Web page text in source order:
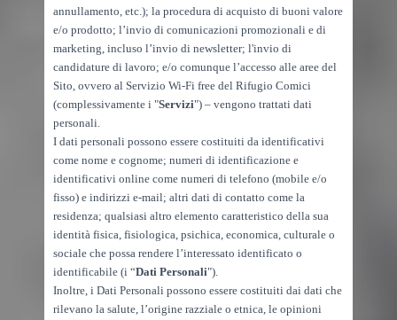
annullamento, etc.); la procedura di acquisto di buoni valore
e/o prodotto; l’invio di comunicazioni promozionali e di
marketing, incluso l’invio di newsletter; l'invio di
candidature di lavoro; e/o comunque l’accesso alle aree del
Sito, ovvero al Servizio Wi-Fi free del Rifugio Comici
(complessivamente i "Servizi") – vengono trattati dati
personali.
I dati personali possono essere costituiti da identificativi
come nome e cognome; numeri di identificazione e
identificativi online come numeri di telefono (mobile e/o
fisso) e indirizzi e-mail; altri dati di contatto come la
residenza; qualsiasi altro elemento caratteristico della sua
identità fisica, fisiologica, psichica, economica, culturale o
sociale che possa rendere l’interessato identificato o
identificabile (i “Dati Personali").
Inoltre, i Dati Personali possono essere costituiti dai dati che
rilevano la salute, l’origine razziale o etnica, le opinioni